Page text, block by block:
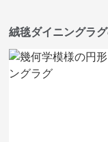
絨毯ダイニングラ